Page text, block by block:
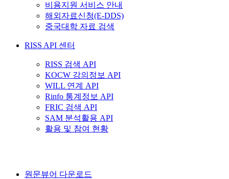
비용지원 서비스 안내
해외자료신청(E-DDS)
중국대학 자료 검색
RISS API 센터
RISS 검색 API
KOCW 강의정보 API
WILL 연계 API
Rinfo 통계정보 API
FRIC 검색 API
SAM 분석활용 API
활용 및 참여 현황
원문뷰어 다운로드